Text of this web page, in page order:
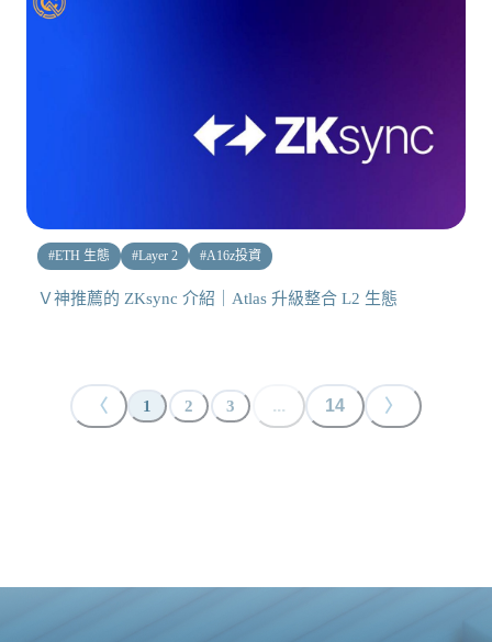
#ETH 生態 #Layer 2 #A16z投資
Ｖ神推薦的 ZKsync 介紹｜Atlas 升級整合 L2 生態
〈 1 2 3 ... 14 〉